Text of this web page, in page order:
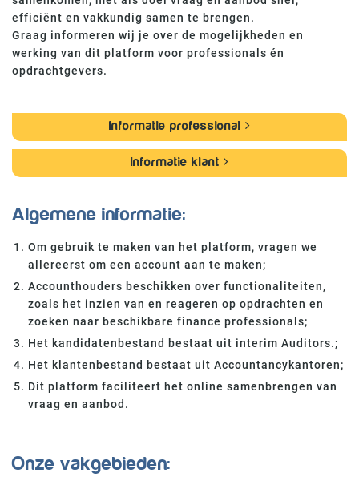
efficiënt en vakkundig samen te brengen.
Graag informeren wij je over de mogelijkheden en
werking van dit platform voor professionals én
opdrachtgevers.
Informatie professional
Informatie klant
Algemene informatie:
Om gebruik te maken van het platform, vragen we
allereerst om een account aan te maken;
Accounthouders beschikken over functionaliteiten,
zoals het inzien van en reageren op opdrachten en
zoeken naar beschikbare finance professionals;
Het kandidatenbestand bestaat uit interim Auditors.;
Het klantenbestand bestaat uit Accountancykantoren;
Dit platform faciliteert het online samenbrengen van
vraag en aanbod.
Onze vakgebieden: